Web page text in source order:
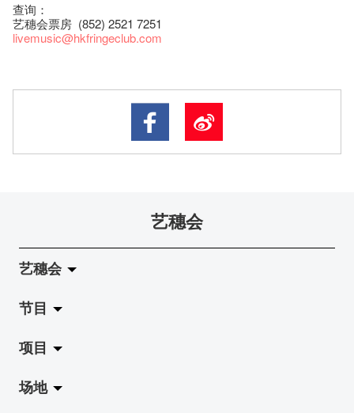
查询：
艺穗会票房 (852) 2521 7251
livemusic@hkfringeclub.com
艺穗会
艺穗会
关于艺穗会
艺穗会的演化
使命与宗旨
节目
拉阔
展览
项目
Jazz-Go-Central, Jazz-Go-Fringe
场地